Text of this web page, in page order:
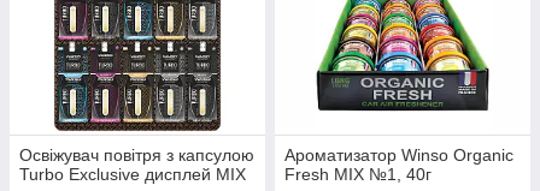
Освіжувач повітря з капсулою
Turbo Exclusive дисплей MIX
Ароматизатор Winso Organic
Fresh MIX №1, 40г